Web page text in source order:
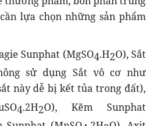
lựa chọn những sản phẩm
Sunphat (MgSO4.H2O), Sắt
sử dụng Sắt vô cơ như
này dễ bị kết tủa trong đất),
4.2H2O), Kẽm Sunphat